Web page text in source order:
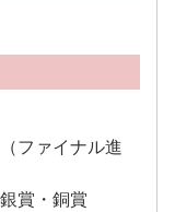
ファイナル進
賞・銅賞